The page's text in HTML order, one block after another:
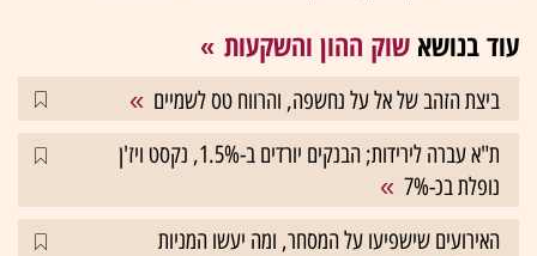
עוד בנושא שוק ההון והשקעות
ביצת הזהב של אל על נחשפה, והרווח טס לשמיים
ת"א עברה לירידות; הבנקים יורדים ב-1.5%, נקסט ויז'ן
נופלת בכ-7%
האירועים שישפיעו על המסחר, ומה יעשו המניות